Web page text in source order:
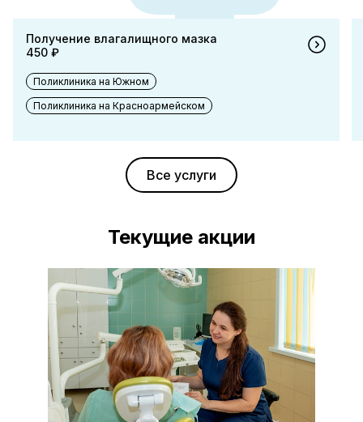
Получение влагалищного мазка
450 ₽
Поликлиника на Южном
Поликлиника на Красноармейском
Все услуги
Текущие акции